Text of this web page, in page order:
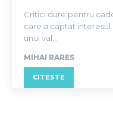
Critici dure pentru
care a captat interesul
unui val...
MIHAI RARES
CITESTE